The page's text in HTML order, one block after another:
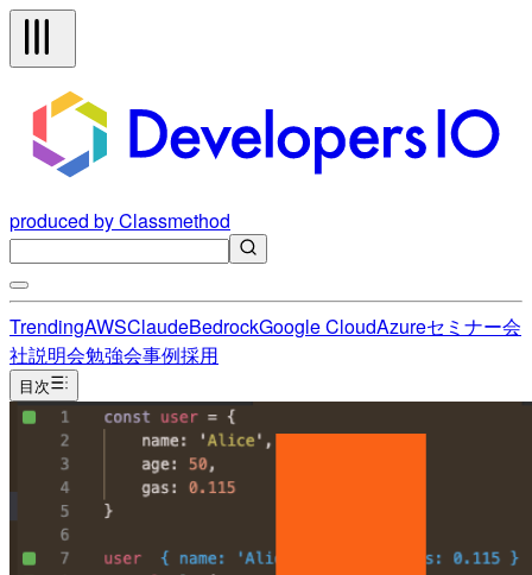
produced by Classmethod
TrendingAWSClaudeBedrockGoogle CloudAzureセミナー会
社説明会勉強会事例採用
目次